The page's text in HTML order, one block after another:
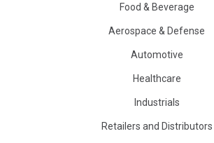
Food & Beverage
Aerospace & Defense
Automotive
Healthcare
Industrials
Retailers and Distributors